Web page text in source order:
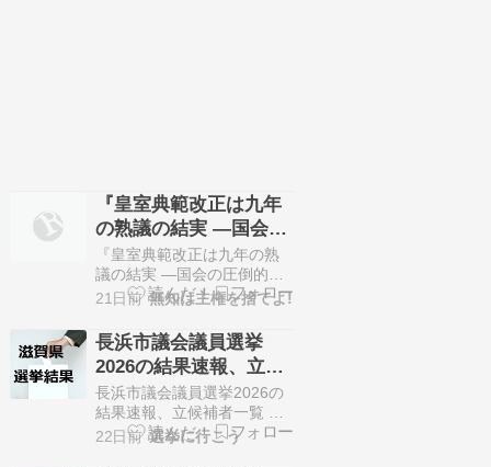
『皇室典範改正は九年
の熟議の結実 ―国会の
圧倒的多数が示した責
任ある決断を尊重せよ
―』に対する意見
『皇室典範改正は九年の熟
議の結実 ―国会の圧倒的多
数が示した責任ある決断を
http://prideofjapan.blog10.fc2.com/blog-
entry-14807.html＞一方、高
市首相は、今回の改正は九
年に及ぶ有識者会議と与野
党協議を経て…
21日前 無知は主権を捨てよ!
長浜市議会議員選挙
2026の結果速報、立候
補者一覧（7月19日、滋
賀県）
長浜市議会議員選挙2026の
結果速報、立候補者一覧 任
期満了に伴う長浜市議会議
22日前 選挙に行こう